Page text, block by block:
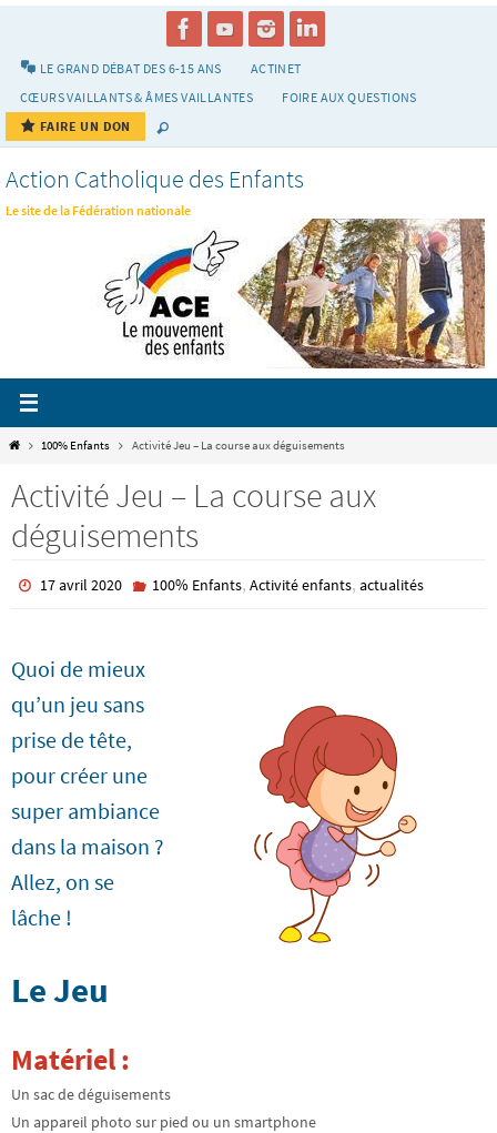
LE GRAND DÉBAT DES 6-15 ANS
ACTINET
CŒURS VAILLANTS & ÂMES VAILLANTES
FOIRE AUX QUESTIONS
FAIRE UN DON
Action Catholique des Enfants
Le site de la Fédération nationale
Home100% Enfants Activité Jeu – La course aux déguisements
Activité Jeu – La course aux
déguisements
17 avril 2020 100% Enfants, Activité enfants, actualités
Quoi de mieux
qu’un jeu sans
prise de tête,
pour créer une
super ambiance
dans la maison ?
Allez, on se
lâche !
Le Jeu
Matériel :
Un sac de déguisements
Un appareil photo sur pied ou un smartphone